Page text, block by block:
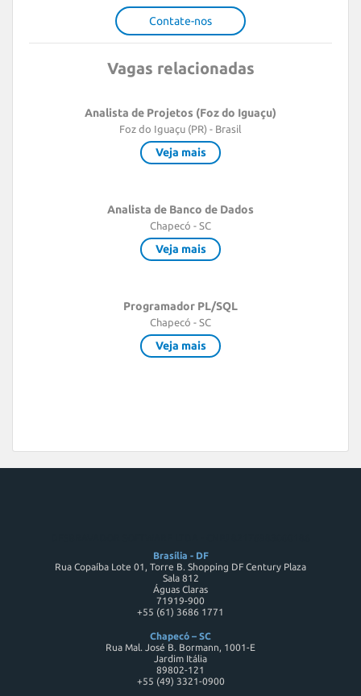
Contate-nos
Vagas relacionadas
Analista de Projetos (Foz do Iguaçu)
Foz do Iguaçu (PR) - Brasil
Veja mais
Analista de Banco de Dados
Chapecó - SC
Veja mais
Programador PL/SQL
Chapecó - SC
Veja mais
Brasília - DF
Rua Copaíba Lote 01, Torre B. Shopping DF Century Plaza
Sala 812
Águas Claras
71919-900
+55 (61) 3686 1771
Chapecó – SC
Rua Mal. José B. Bormann, 1001-E
Jardim Itália
89802-121
+55 (49) 3321-0900